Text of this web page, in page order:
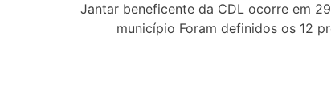
Jantar beneficente da CDL ocorre em
município Foram definidos os 12